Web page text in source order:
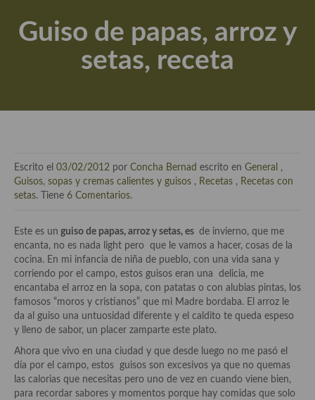
Apuntes, estudios sobre temas interesantes e importantes
Aceite de Oliva Virgen Extra (AOVE)
El mundo del vino y las bebidas
En la mesa: menaje, vajilla, técnicas de emplatado, decoración
Especias, hierbas, condimentos, espesantes y aditivos
Historia de la gastronomía, platos celebres, cocineros, críticos,
historias culinarias y otras cosas
Origen y evolución de la comida
Protocolo y buenas maneras.
Ocio – restaurantes, bares, tabernas
Guiso de papas, arroz y
setas, receta
Escrito el 03/02/2012 por Concha Bernad escrito en General
,
Guisos, sopas y cremas calientes y guisos , Recetas , Recetas con
setas. Tiene 6 Comentarios.
Este es un guiso de papas, arroz y setas, es de invierno, que me
encanta, no es nada light pero que le vamos a hacer, cosas de la
cocina. En mi infancia de niña de pueblo, con una vida sana y
corriendo por el campo, estos guisos eran una delicia, me
encantaba el arroz en la sopa, con patatas o con alubias pintas, los
famosos “moros y cristianos” que mi Madre bordaba. El arroz le
da al guiso una untuosidad diferente y el caldito te queda espeso
y lleno de sabor, un placer zamparte este plato.
Ahora que vivo en una ciudad y que desde luego no me pasó el
día por el campo, estos guisos son excesivos ya que no quemas
las calorias que necesitas pero uno de vez en cuando viene bien,
para recordar sabores y momentos porque hay comidas que solo